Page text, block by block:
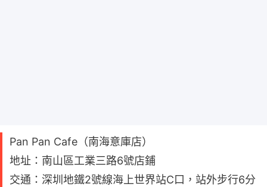
Pan Pan Cafe（南海意庫店）
地址：南山區工業三路6號店鋪
交通：深圳地鐵2號線海上世界站C口，站外步行6分